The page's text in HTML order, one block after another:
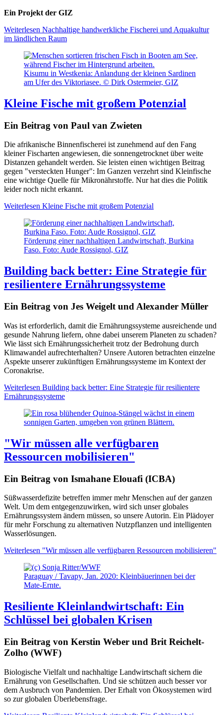
Ein Projekt der GIZ
Weiterlesen Nachhaltige handwerkliche Fischerei und Aquakultur
im ländlichen Raum
Kisumu in Westkenia: Anlandung der kleinen Sardinen
am Ufer des Viktoriasee. © Dirk Ostermeier, GIZ
Kleine Fische mit großem Potenzial
Ein Beitrag von Paul van Zwieten
Die afrikanische Binnenfischerei ist zunehmend auf den Fang
kleiner Fischarten angewiesen, die sonnengetrocknet über weite
Distanzen gehandelt werden. Sie leisten einen wichtigen Beitrag
gegen "versteckten Hunger": Im Ganzen verzehrt sind Kleinfische
eine wichtige Quelle für Mikronährstoffe. Nur hat dies die Politik
leider noch nicht erkannt.
Weiterlesen Kleine Fische mit großem Potenzial
Förderung einer nachhaltigen Landwirtschaft, Burkina
Faso. Foto: Aude Rossignol, GIZ
Building back better: Eine Strategie für
resilientere Ernährungssysteme
Ein Beitrag von Jes Weigelt und Alexander Müller
Was ist erforderlich, damit die Ernährungssysteme ausreichende und
gesunde Nahrung liefern, ohne dabei unserem Planeten zu schaden?
Wie lässt sich Ernährungssicherheit trotz der Bedrohung durch
Klimawandel aufrechterhalten? Unsere Autoren betrachten einzelne
Aspekte unserer zukünftigen Ernährungssysteme im Kontext der
Coronakrise.
Weiterlesen Building back better: Eine Strategie für resilientere
Ernährungssysteme
"Wir müssen alle verfügbaren
Ressourcen mobilisieren"
Ein Beitrag von Ismahane Elouafi (ICBA)
Süßwasserdefizite betreffen immer mehr Menschen auf der ganzen
Welt. Um dem entgegenzuwirken, wird sich unser globales
Ernährungssystem ändern müssen, so unsere Autorin. Ein Plädoyer
für mehr Forschung zu alternativen Nutzpflanzen und intelligenten
Wasserlösungen.
Weiterlesen "Wir müssen alle verfügbaren Ressourcen mobilisieren"
Paraguay / Tavapy, Jan. 2020: Kleinbäuerinnen bei der
Mate-Ernte.
Resiliente Kleinlandwirtschaft: Ein
Schlüssel bei globalen Krisen
Ein Beitrag von Kerstin Weber und Brit Reichelt-
Zolho (WWF)
Biologische Vielfalt und nachhaltige Landwirtschaft sichern die
Ernährung von Gesellschaften. Und sie schützen auch besser vor
dem Ausbruch von Pandemien. Der Erhalt von Ökosystemen wird
so zur globalen Überlebensfrage.